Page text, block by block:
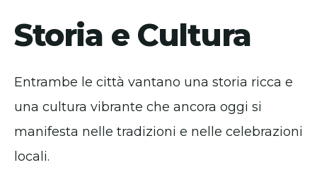
Storia e Cultura
Entrambe le città vantano una storia ricca e
una cultura vibrante che ancora oggi si
manifesta nelle tradizioni e nelle celebrazioni
locali.